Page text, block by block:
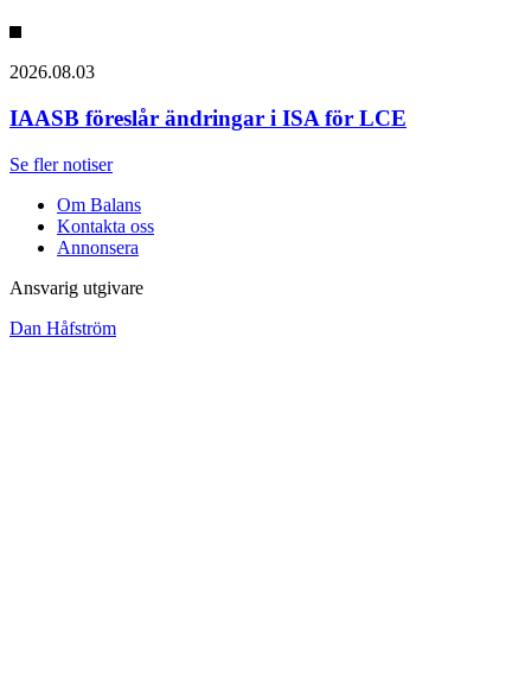
2026.08.03
IAASB föreslår ändringar i ISA för LCE
Se fler notiser
Om Balans
Kontakta oss
Annonsera
Ansvarig utgivare
Dan Håfström